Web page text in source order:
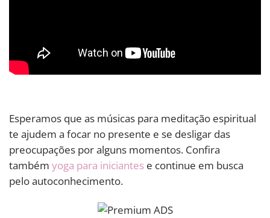
Esperamos que as músicas para meditação espiritual
te ajudem a focar no presente e se desligar das
preocupações por alguns momentos. Confira
também yoga para iniciantes e continue em busca
pelo autoconhecimento.